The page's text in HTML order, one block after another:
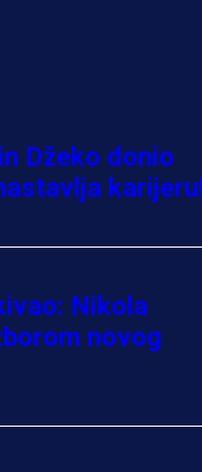
Džeko donio
Nikola
novog